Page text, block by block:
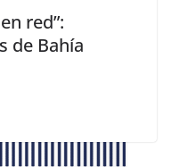
red”:
de Bahía